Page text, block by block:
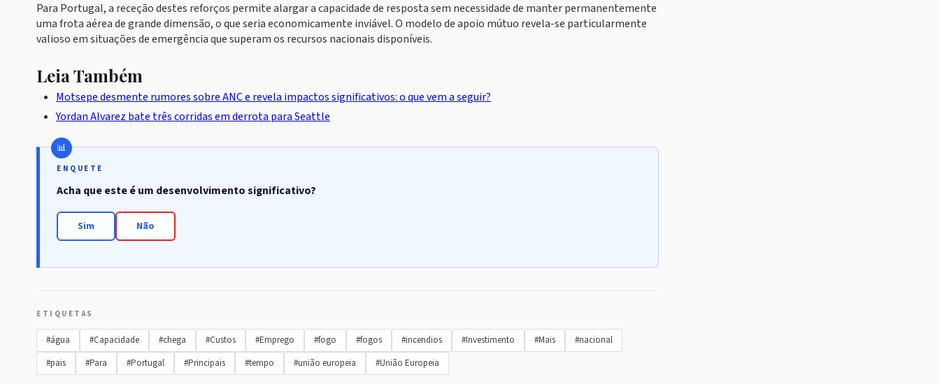
Para Portugal, a receção destes reforços permite alargar a capacidade de resposta sem necessidade de manter permanentemente
uma frota aérea de grande dimensão, o que seria economicamente inviável. O modelo de apoio mútuo revela-se particularmente
valioso em situações de emergência que superam os recursos nacionais disponíveis.
Leia Também
Motsepe desmente rumores sobre ANC e revela impactos significativos: o que vem a seguir?
Yordan Alvarez bate três corridas em derrota para Seattle
ENQUETE
Acha que este é um desenvolvimento significativo?
Sim Não
ETIQUETAS
#água #Capacidade #chega #Custos #Emprego #fogo #fogos #incendios #Investimento #Mais
#nacional
#pais
#Para #Portugal #Principais #tempo #união europeia #União Europeia